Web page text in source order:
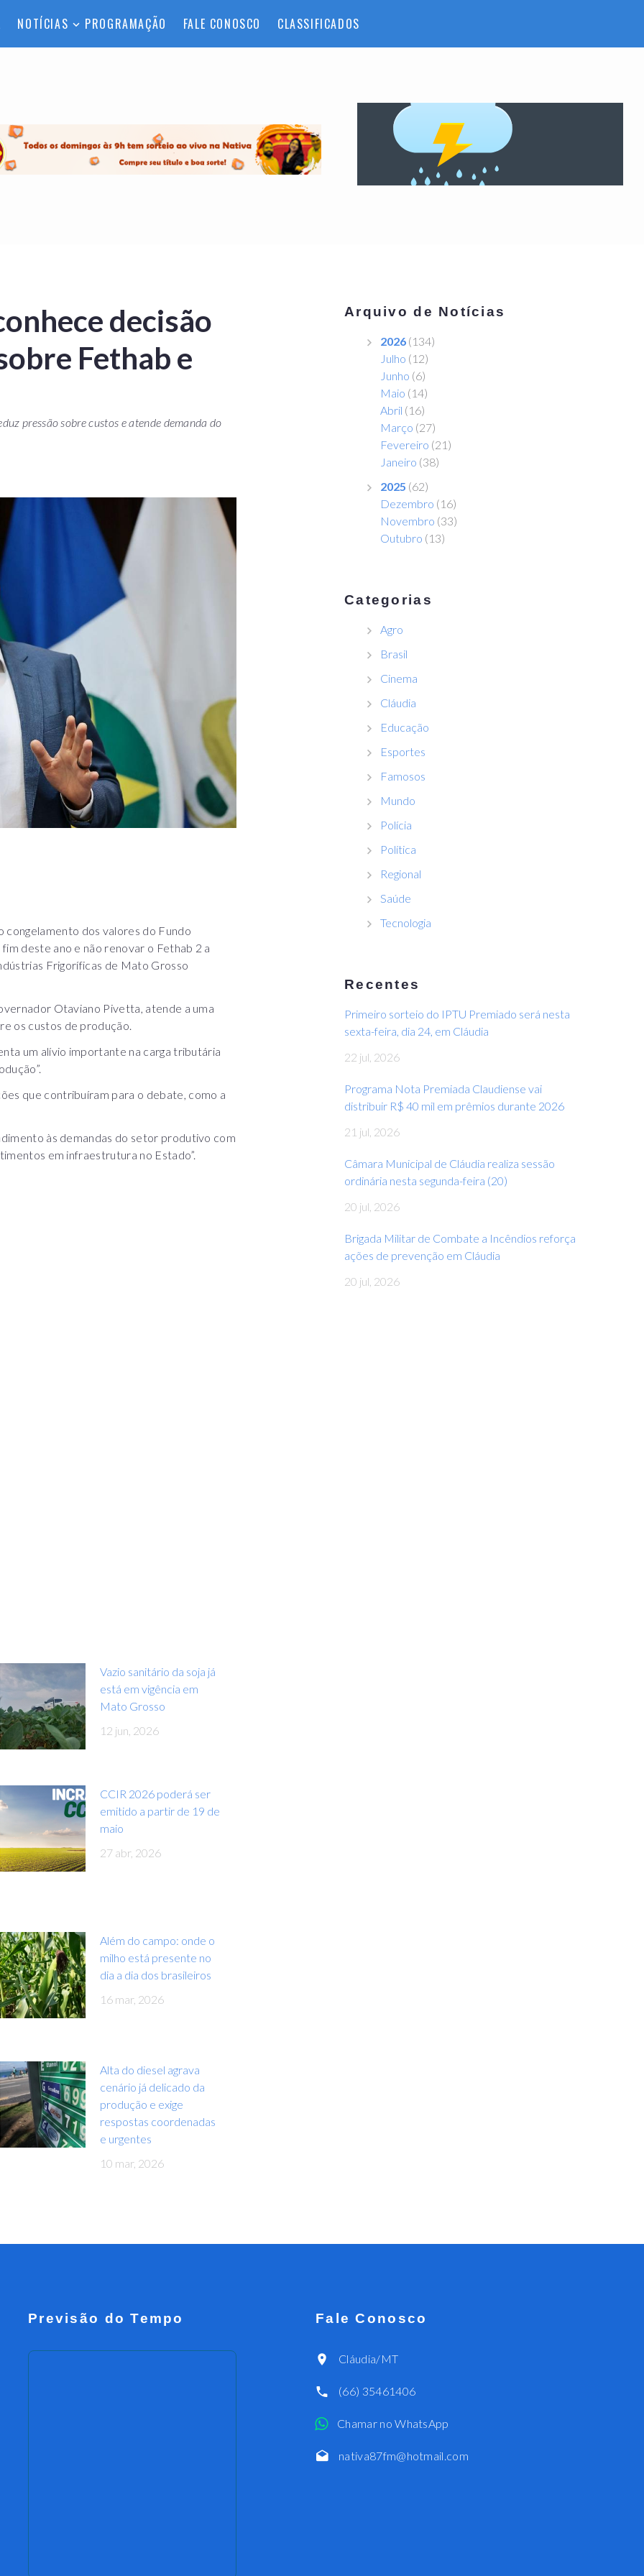
NOTÍCIAS PROGRAMAÇÃO FALE CONOSCO CLASSIFICADOS
decisão
Fethab e
pressão sobre custos e atende demanda do
dos valores do Fundo
deste ano e não renovar o Fethab 2 a
Frigoríficas de Mato Grosso
Otaviano Pivetta, atende a uma
os custos de produção.
um alívio importante na carga tributária
que contribuíram para o debate, como a
às demandas do setor produtivo com
em infraestrutura no Estado”.
Vazio sanitário da soja já
está em vigência em
Mato Grosso
12 jun, 2026
CCIR 2026 poderá ser
emitido a partir de 19 de
maio
27 abr, 2026
Além do campo: onde o
milho está presente no
dia a dia dos brasileiros
16 mar, 2026
Alta do diesel agrava
cenário já delicado da
produção e exige
respostas coordenadas
e urgentes
10 mar, 2026
Arquivo de Notícias
2026 (134)
Julho (12)
Junho (6)
Maio (14)
Abril (16)
Março (27)
Fevereiro (21)
Janeiro (38)
2025 (62)
Dezembro (16)
Novembro (33)
Outubro (13)
Categorias
Agro
Brasil
Cinema
Cláudia
Educação
Esportes
Famosos
Mundo
Polícia
Política
Regional
Saúde
Tecnologia
Recentes
Primeiro sorteio do IPTU Premiado será nesta
sexta-feira, dia 24, em Cláudia
22 jul, 2026
Programa Nota Premiada Claudiense vai
distribuir R$ 40 mil em prêmios durante 2026
21 jul, 2026
Câmara Municipal de Cláudia realiza sessão
ordinária nesta segunda-feira (20)
20 jul, 2026
Brigada Militar de Combate a Incêndios reforça
ações de prevenção em Cláudia
20 jul, 2026
Previsão do Tempo Fale Conosco
Cláudia/MT
(66) 35461406
Chamar no WhatsApp
nativa87fm@hotmail.com